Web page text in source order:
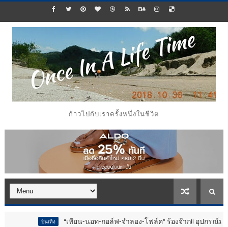
ก้าวไปกับเราครั้งหนึ่งในชีวิต
“เทียน-นอท-กอล์ฟ-จำลอง-โฟล์ค” ร้องจ๊าก!! อุปกรณ์ม่วนจอยงานวัด